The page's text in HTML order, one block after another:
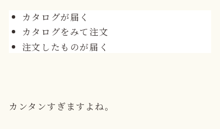
カタログが届く
カタログをみて注文
注文したものが届く
カンタンすぎますよね。